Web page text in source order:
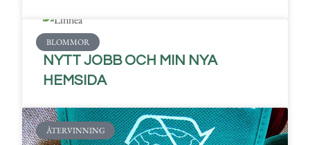
BLOMMOR
NYTT JOBB OCH MIN NYA
HEMSIDA
ÅTERVINNING